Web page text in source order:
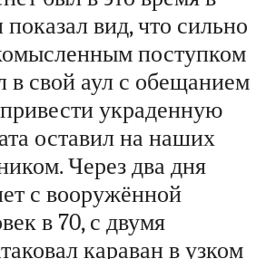
вид, что сильно
поступком
в свой аул с обещанием
украденную
оставил на наших
Через два дня
с вооружённой
в 70, с двумя
караван в узком